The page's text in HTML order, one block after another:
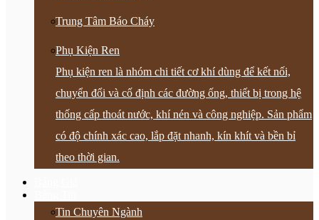
Trung Tâm Báo Cháy
Phụ Kiện Ren
Phụ kiện ren là nhóm chi tiết cơ khí dùng để kết nối,
chuyển đổi và cố định các đường ống, thiết bị trong hệ
thống cấp thoát nước, khí nén và công nghiệp. Sản phẩm
có độ chính xác cao, lắp đặt nhanh, kín khít và bền bỉ
theo thời gian.
Tin Chuyên Ngành